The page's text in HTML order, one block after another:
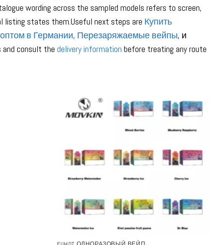
wording across the sampled models refers to screen,
listing states them.Useful next steps are Купить
в Германии, Перезаряжаемые вейпы, и
consult the delivery information before treating any route